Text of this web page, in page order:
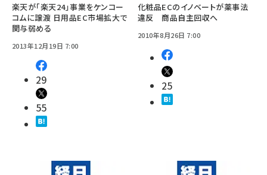
楽天が「楽天24」事業をケンコー
コムに譲渡 日用品EC市場拡大で
関与弱める
2013年12月19日 7:00
29
55
化粧品ECのイノベートが薬事法
違反 商品自主回収へ
2010年8月26日 7:00
25